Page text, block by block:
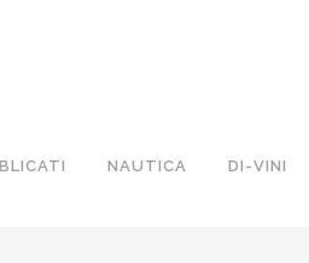
NAUTICA DI-VINI